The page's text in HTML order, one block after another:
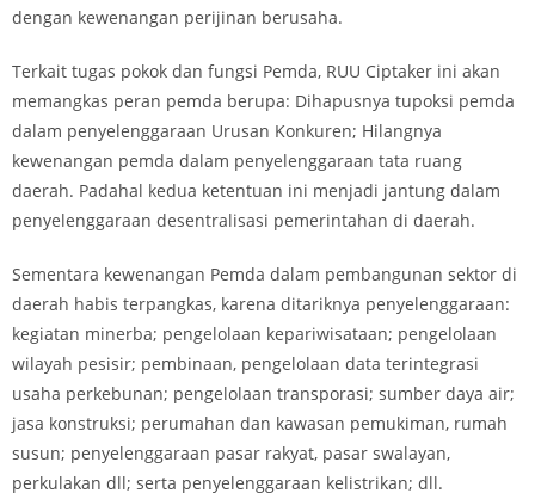
dengan kewenangan perijinan berusaha.
Terkait tugas pokok dan fungsi Pemda, RUU Ciptaker ini akan
memangkas peran pemda berupa: Dihapusnya tupoksi pemda
dalam penyelenggaraan Urusan Konkuren; Hilangnya
kewenangan pemda dalam penyelenggaraan tata ruang
daerah. Padahal kedua ketentuan ini menjadi jantung dalam
penyelenggaraan desentralisasi pemerintahan di daerah.
Sementara kewenangan Pemda dalam pembangunan sektor di
daerah habis terpangkas, karena ditariknya penyelenggaraan:
kegiatan minerba; pengelolaan kepariwisataan; pengelolaan
wilayah pesisir; pembinaan, pengelolaan data terintegrasi
usaha perkebunan; pengelolaan transporasi; sumber daya air;
jasa konstruksi; perumahan dan kawasan pemukiman, rumah
susun; penyelenggaraan pasar rakyat, pasar swalayan,
perkulakan dll; serta penyelenggaraan kelistrikan; dll.